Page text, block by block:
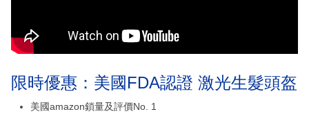
限時優惠：美國FDA認證 激光生髮頭盔
美國amazon鎖量及評價No. 1